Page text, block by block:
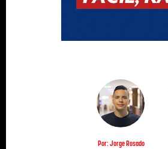
Por: Jorge Rosado